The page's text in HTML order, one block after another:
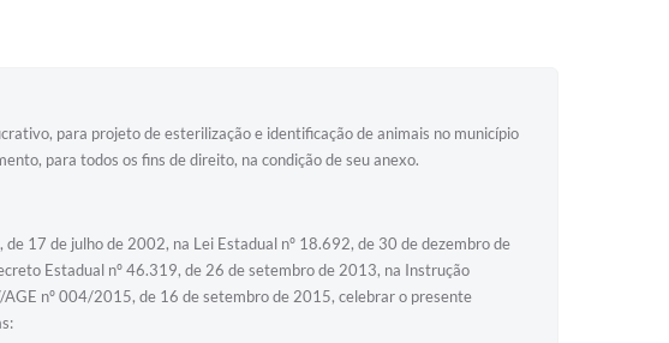
para projeto de esterilização e identificação de animais no município
para todos os fins de direito, na condição de seu anexo.
17 de julho de 2002, na Lei Estadual nº 18.692, de 30 de dezembro de
Estadual nº 46.319, de 26 de setembro de 2013, na Instrução
nº 004/2015, de 16 de setembro de 2015, celebrar o presente